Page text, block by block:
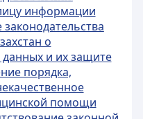
информации
о
и их защите
порядка,
помощи